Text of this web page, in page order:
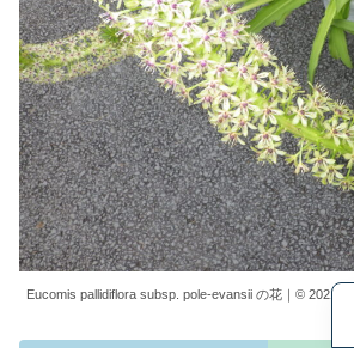
Eucomis pallidiflora subsp. pole-evansii の花｜© 2021-